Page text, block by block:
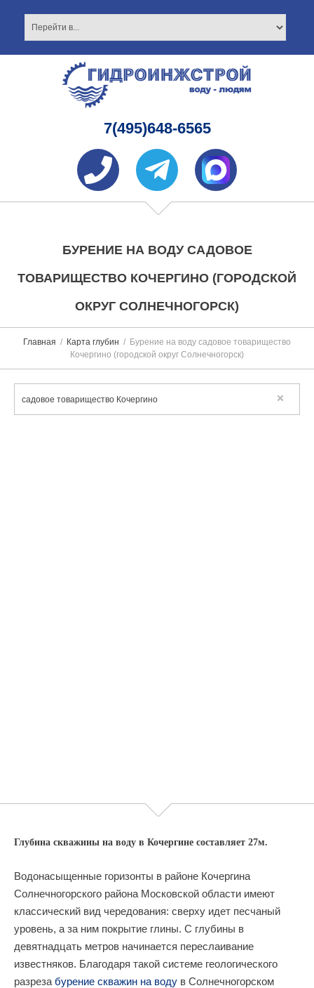
7(495)648-6565
БУРЕНИЕ НА ВОДУ САДОВОЕ
ТОВАРИЩЕСТВО КОЧЕРГИНО (ГОРОДСКОЙ
ОКРУГ СОЛНЕЧНОГОРСК)
Главная Карта глубин
Бурение на воду садовое товарищество
Кочергино (городской округ Солнечногорск)
Глубина скважины на воду в Кочергине составляет 27м.
Водонасыщенные горизонты в районе Кочергина
Солнечногорского района Московской области имеют
классический вид чередования: сверху идет песчаный
уровень, а за ним покрытие глины. С глубины в
девятнадцать метров начинается переслаивание
известняков. Благодаря такой системе геологического
разреза бурение скважин на воду в Солнечногорском